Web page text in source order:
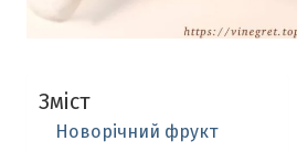
Зміст
Новорічний фрукт